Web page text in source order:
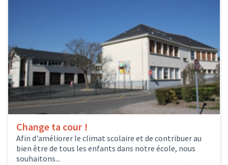
Change ta cour !
Afin d'améliorer le climat scolaire et de contribuer au
bien être de tous les enfants dans notre école, nous
souhaitons...